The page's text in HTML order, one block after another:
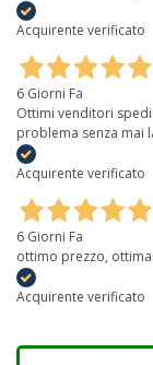
Acquirente verificato
6 Giorni Fa
Ottimi venditori
problema senza mai
Acquirente verificato
6 Giorni Fa
ottimo prezzo,
Acquirente verificato